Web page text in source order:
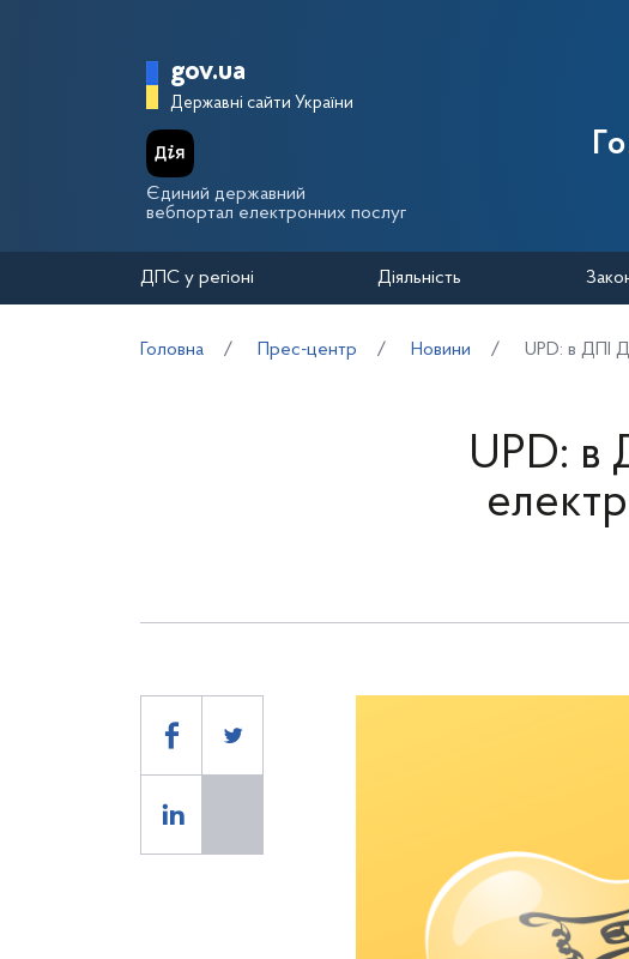
Головна сторінка Державної
gov.ua
Державні сайти України
Єдиний державний
вебпортал електронних послуг
ДПС у регіоні Діяльність
Головна Прес-центр Новини UPD: в ДПІ
UPD: в